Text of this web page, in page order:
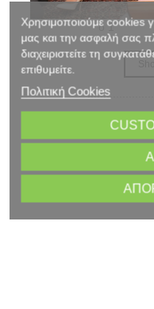
Χρησιμοποιούμε cookies
μας και την ασφαλή σας
διαχειριστείτε τη
επιθυμείτε.
Πολιτική Cookies